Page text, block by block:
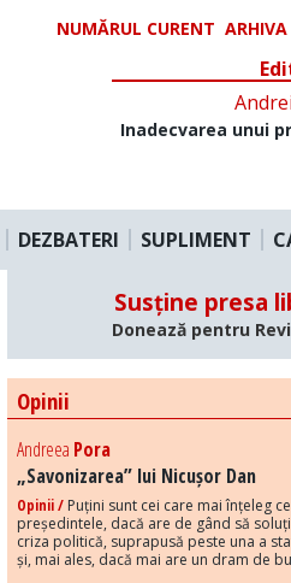
NUMĂRUL CURENT ARHIVA
Andrei
Inadecvarea unui
DEZBATERI SUPLIMENT
Susține presa
Donează pentru
Opinii
Andreea Pora
„Savonizarea” lui Nicușor Dan
Opinii / Puțini sunt cei care mai înțeleg
președintele, dacă are de gând să
criza politică, suprapusă peste una a
și, mai ales, dacă mai are un dram de